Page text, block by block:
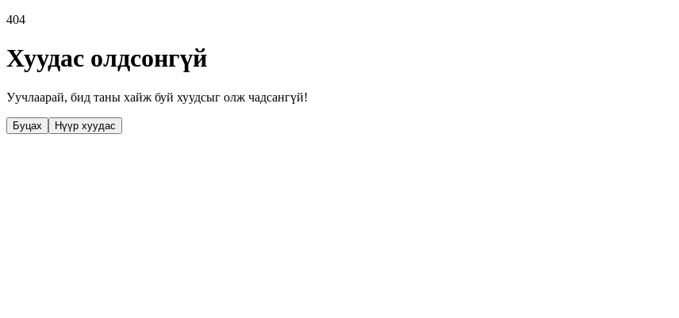
404
Хуудас олдсонгүй
Уучлаарай, бид таны хайж буй хуудсыг олж чадсангүй!
Буцах Нүүр хуудас